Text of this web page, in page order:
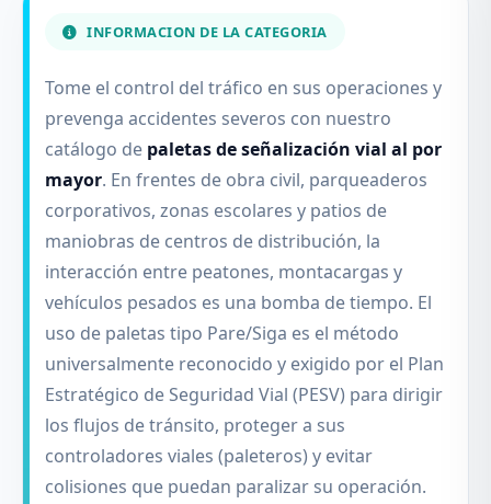
INFORMACION DE LA CATEGORIA
Tome el control del tráfico en sus operaciones y
prevenga accidentes severos con nuestro
catálogo de paletas de señalización vial al por
mayor. En frentes de obra civil, parqueaderos
corporativos, zonas escolares y patios de
maniobras de centros de distribución, la
interacción entre peatones, montacargas y
vehículos pesados es una bomba de tiempo. El
uso de paletas tipo Pare/Siga es el método
universalmente reconocido y exigido por el Plan
Estratégico de Seguridad Vial (PESV) para dirigir
los flujos de tránsito, proteger a sus
controladores viales (paleteros) y evitar
colisiones que puedan paralizar su operación.